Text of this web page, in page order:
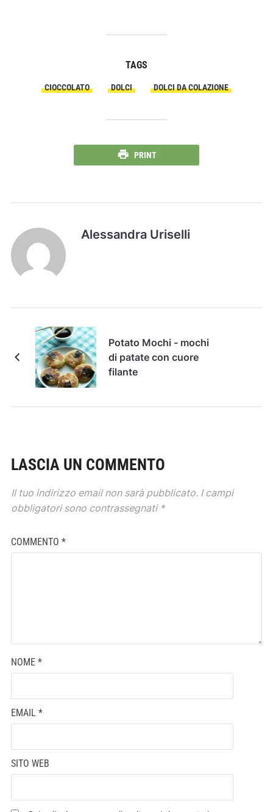
TAGS
CIOCCOLATO DOLCI DOLCI DA COLAZIONE
PRINT
Alessandra Uriselli
Potato Mochi - mochi
di patate con cuore
filante
LASCIA UN COMMENTO
Il tuo indirizzo email non sarà pubblicato. I campi
obbligatori sono contrassegnati *
COMMENTO *
NOME *
EMAIL *
SITO WEB